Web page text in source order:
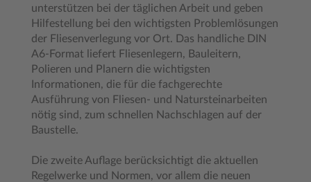
unterstützen bei der täglichen Arbeit und geben
Hilfestellung bei den wichtigsten Problemlösungen
der Fliesenverlegung vor Ort. Das handliche DIN
A6-Format liefert Fliesenlegern, Bauleitern,
Polieren und Planern die wichtigsten
Informationen, die für die fachgerechte
Ausführung von Fliesen- und Natursteinarbeiten
nötig sind, zum schnellen Nachschlagen auf der
Baustelle.
Die zweite Auflage berücksichtigt die aktuellen
Regelwerke und Normen, vor allem die neuen